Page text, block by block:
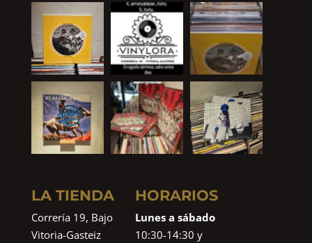
LA TIENDA
Correría 19, Bajo
Vitoria-Gasteiz
HORARIOS
Lunes a sábado
10:30-14:30 y